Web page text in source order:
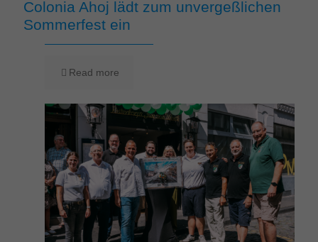
Colonia Ahoj lädt zum unvergeßlichen
Sommerfest ein
Read more